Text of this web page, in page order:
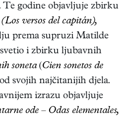
godine objavljuje zbirku
versos del capitán),
prema supruzi Matilde
i zbirku ljubavnih
soneta(Cien sonetos de
svojih najčitanijih djela.
izrazu objavljuje
ode – Odas elementales,